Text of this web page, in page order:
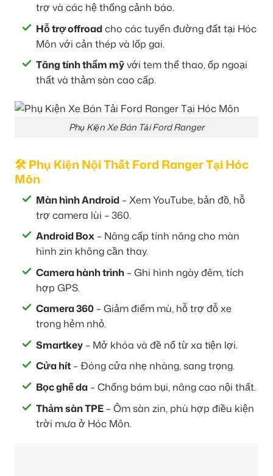
trợ và các hệ thống cảnh báo.
Hỗ trợ offroadcho các tuyến đường đất tại Hóc
Môn với cản thép và lốp gai.
Tăng tính thẩm mỹvới tem thể thao, ốp ngoại
thất và thảm sàn cao cấp.
Phụ Kiện Xe Bán Tải Ford Ranger
🛠 Phụ Kiện Nội Thất Ford Ranger Tại Hóc
Môn
Màn hình Android – Xem YouTube, bản đồ, hỗ
trợ camera lùi – 360.
Android Box – Nâng cấp tính năng cho màn
hình zin không cần thay.
Camera hành trình – Ghi hình ngày đêm, tích
hợp GPS.
Camera 360 – Giảm điểm mù, hỗ trợ đỗ xe
trong hẻm nhỏ.
Smartkey – Mở khóa và đề nổ từ xa tiện lợi.
Cửa hít – Đóng cửa nhẹ nhàng, sang trọng.
Bọc ghế da – Chống bám bụi, nâng cao nội thất.
Thảm sàn TPE – Ôm sàn zin, phù hợp điều kiện
trời mưa ở Hóc Môn.